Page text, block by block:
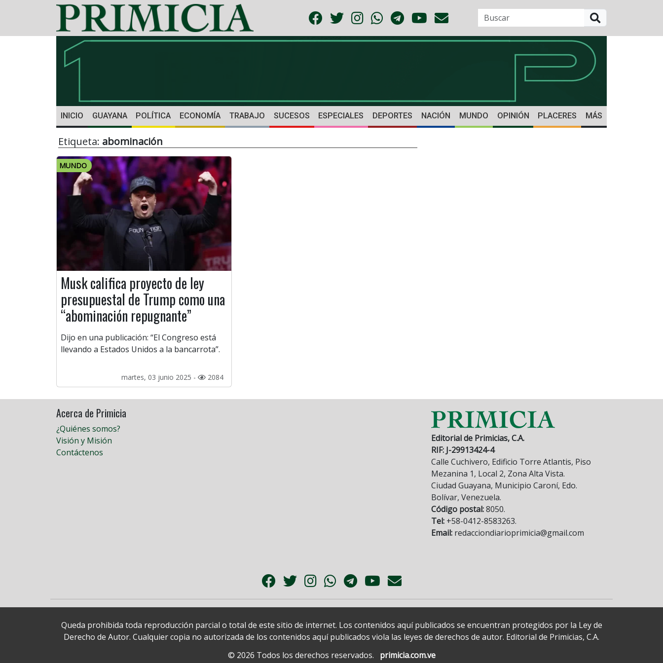
INICIO GUAYANA POLÍTICA ECONOMÍA TRABAJO SUCESOS ESPECIALES DEPORTES NACIÓN MUNDO OPINIÓN PLACERES MÁS
Etiqueta: abominación
MUNDO
Musk califica proyecto de ley
presupuestal de Trump como una
“abominación repugnante”
Dijo en una publicación: “El Congreso está
llevando a Estados Unidos a la bancarrota”.
martes, 03 junio 2025 - 2084
Acerca de Primicia
¿Quiénes somos?
Visión y Misión
Contáctenos
Editorial de Primicias, C.A.
RIF: J-29913424-4
Calle Cuchivero, Edificio Torre Atlantis, Piso
Mezanina 1, Local 2, Zona Alta Vista.
Ciudad Guayana, Municipio Caroní, Edo.
Bolívar, Venezuela.
Código postal:8050.
Tel: +58-0412-8583263.
Email: redacciondiarioprimicia@gmail.com
Queda prohibida toda reproducción parcial o total de este sitio de internet. Los contenidos aquí publicados se encuentran protegidos por la Ley de
Derecho de Autor. Cualquier copia no autorizada de los contenidos aquí publicados viola las leyes de derechos de autor. Editorial de Primicias, C.A.
© 2026 Todos los derechos reservados.
primicia.com.ve